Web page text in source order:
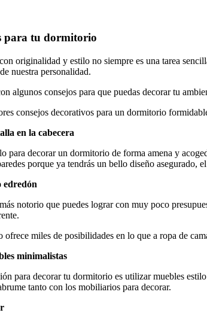
para tu dormitorio
originalidad y estilo no siempre es una tarea
nuestra personalidad.
algunos consejos para que puedas decorar tu
consejos decorativos para un dormitorio
en la cabecera
para decorar un dormitorio de forma amena y
porque ya tendrás un bello diseño asegurado,
edredón
notorio que puedes lograr con muy poco
ofrece miles de posibilidades en lo que a ropa de
minimalistas
para decorar tu dormitorio es utilizar muebles
tanto con los mobiliarios para decorar.